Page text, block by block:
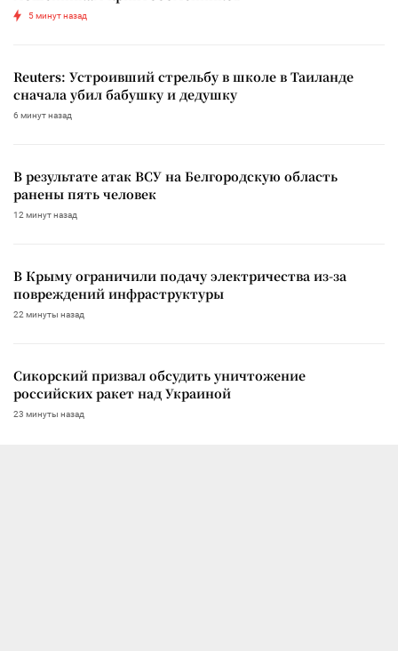
5 минут назад
Reuters: Устроивший стрельбу в школе в Таиланде
сначала убил бабушку и дедушку
6 минут назад
В результате атак ВСУ на Белгородскую область
ранены пять человек
12 минут назад
В Крыму ограничили подачу электричества из-за
повреждений инфраструктуры
22 минуты назад
Сикорский призвал обсудить уничтожение
российских ракет над Украиной
23 минуты назад